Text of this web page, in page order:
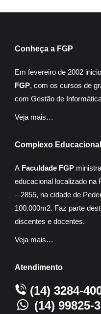
Conheça a FGP
Em fevereiro de 2002
FGP, com os cursos de
com Gestão de
Veja mais…
Complexo Educacional
A Faculdade FGP
educacional localizado na
– 2855, na cidade de
100.000m2. Faz parte
discentes e docentes.
Veja mais…
Atendimento
(14) 3284-
(14) 99825-